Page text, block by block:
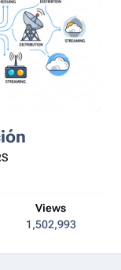
Views
1,502,993